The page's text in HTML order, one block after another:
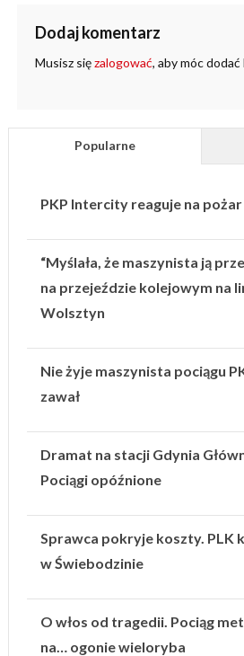
Dodaj komentarz
Musisz sięzalogować, aby móc
Popularne
PKP Intercity reaguje na
“Myślała, że maszynista ją
na przejeździe kolejowym na
Wolsztyn
Nie żyje maszynista pociągu
zawał
Dramat na stacji Gdynia
Pociągi opóźnione
Sprawca pokryje koszty. PLK
w Świebodzinie
O włos od tragedii. Pociąg
na… ogonie wieloryba